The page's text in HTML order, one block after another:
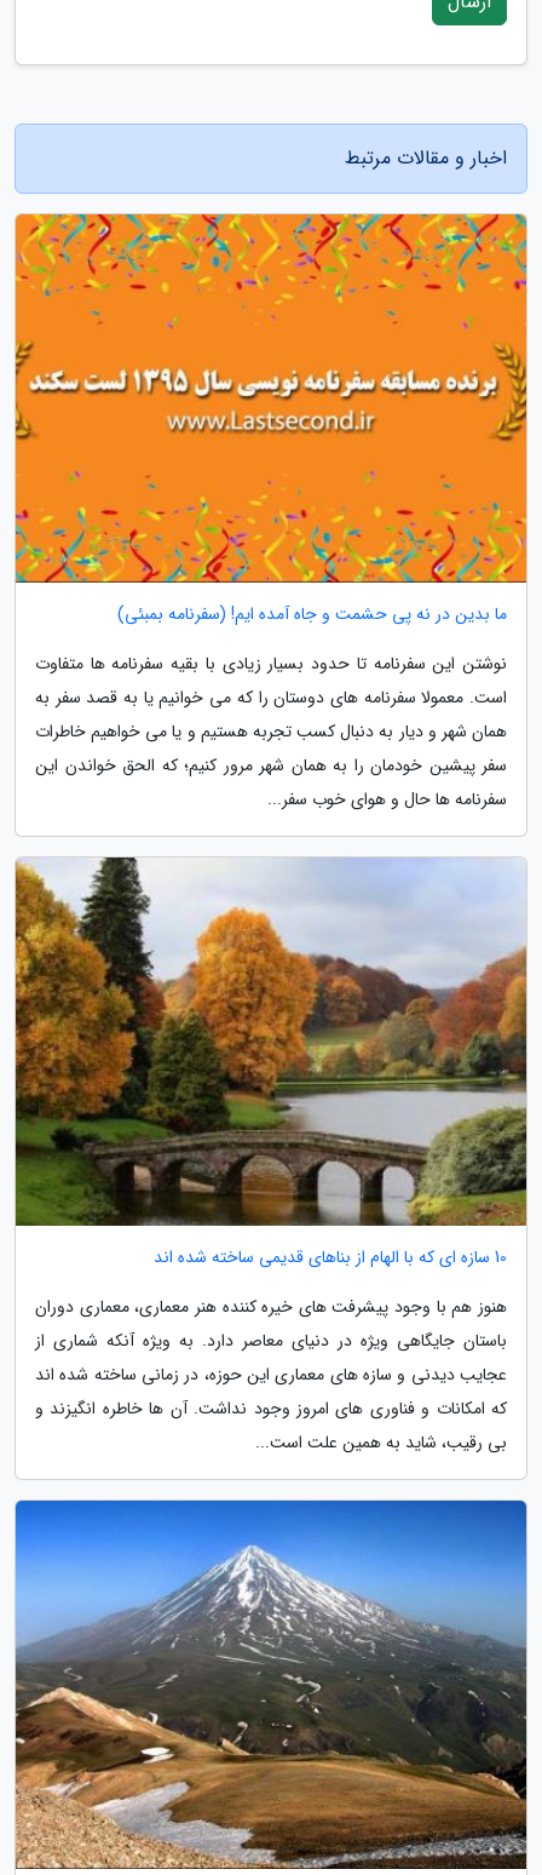
اخبار و مقالات مرتبط
ما بدین در نه پی حشمت و جاه آمده ایم! (سفرنامه بمبئی)
نوشتن این سفرنامه تا حدود بسیار زیادی با بقیه سفرنامه ها متفاوت
است. معمولا سفرنامه های دوستان را که می خوانیم یا به قصد سفر به
همان شهر و دیار به دنبال کسب تجربه هستیم و یا می خواهیم خاطرات
سفر پیشین خودمان را به همان شهر مرور کنیم؛ که الحق خواندن این
سفرنامه ها حال و هوای خوب سفر...
10 سازه ای که با الهام از بناهای قدیمی ساخته شده اند
هنوز هم با وجود پیشرفت های خیره کننده هنر معماری، معماری دوران
باستان جایگاهی ویژه در دنیای معاصر دارد. به ویژه آنکه شماری از
عجایب دیدنی و سازه های معماری این حوزه، در زمانی ساخته شده اند
که امکانات و فناوری های امروز وجود نداشت. آن ها خاطره انگیزند و
بی رقیب، شاید به همین علت است...